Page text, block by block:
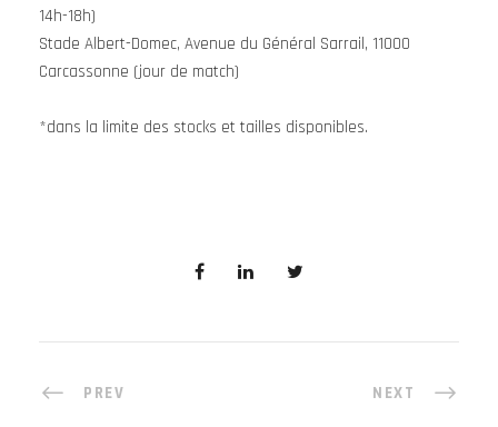
14h-18h)
Stade Albert-Domec, Avenue du Général Sarrail, 11000
Carcassonne (jour de match)
*dans la limite des stocks et tailles disponibles.
PREV NEXT